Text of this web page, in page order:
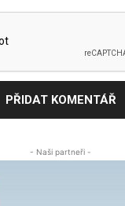
- Naši partneři -